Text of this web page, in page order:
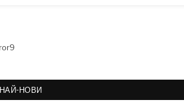
НАЙ-НОВИ